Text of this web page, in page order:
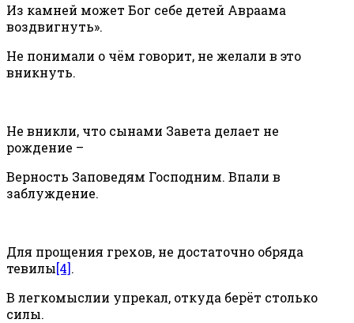
Из камней может Бог себе детей Авраама
воздвигнуть».
Не понимали о чём говорит, не желали в это
вникнуть.
Не вникли, что сынами Завета делает не
рождение –
Верность Заповедям Господним. Впали в
заблуждение.
Для прощения грехов, не достаточно обряда
тевилы[4].
В легкомыслии упрекал, откуда берёт столько
силы.